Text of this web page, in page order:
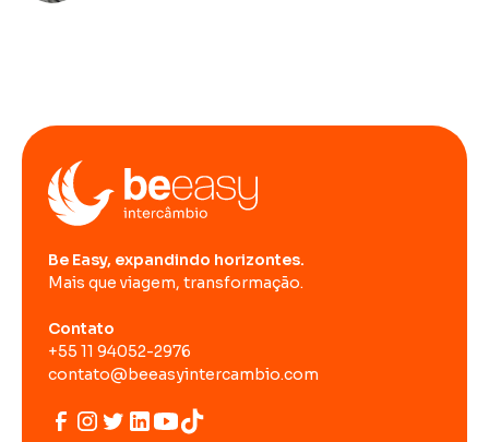
Be Easy, expandindo horizontes.
Mais que viagem, transformação.
Contato
+55 11 94052-2976
contato@beeasyintercambio.com